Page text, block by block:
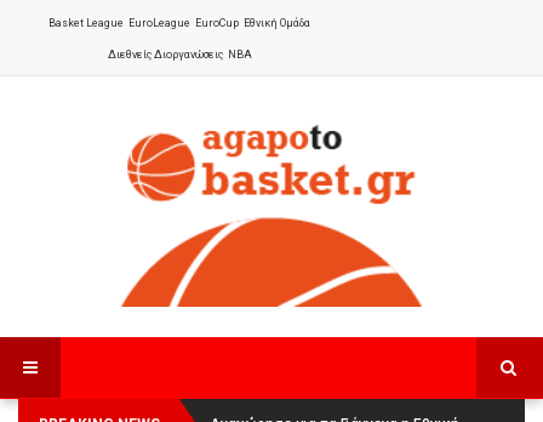
Basket League EuroLeague EuroCup Εθνική Ομάδα
Διεθνείς Διοργανώσεις NBA